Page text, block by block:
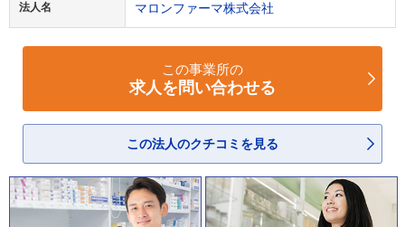
法人名 マロンファーマ株式会社
この事業所の
求人を問い合わせる
この法人のクチコミを見る